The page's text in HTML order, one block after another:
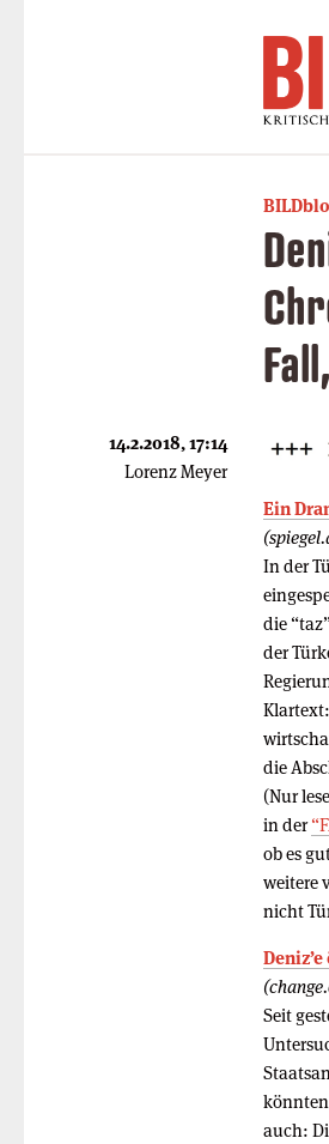
Ein
In der
die
der
die
(Nur
in der
ob es
weitere
nicht
Seit
auch:
14.2.2018, 17:14
Lorenz Meyer